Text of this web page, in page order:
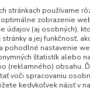
stránkach používame
zobrazenie
údajov (aj osobných),
a jej funkčnosť,
pohodlné nastavenie
štatistík alebo
(reklamného) obsahu.
voči spracovaniu
kedykoľvek nájsť v